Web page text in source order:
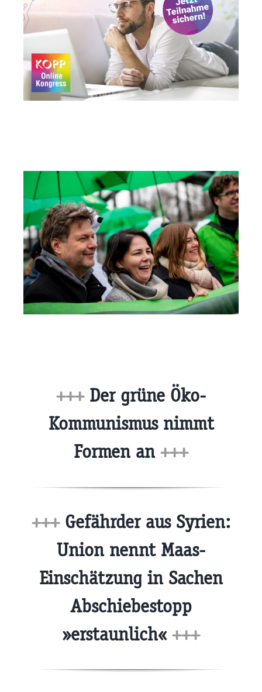
+++Der grüne Öko-
Kommunismus nimmt
Formen an +++
+++Gefährder aus Syrien:
Union nennt Maas-
Einschätzung in Sachen
Abschiebestopp
»erstaunlich« +++